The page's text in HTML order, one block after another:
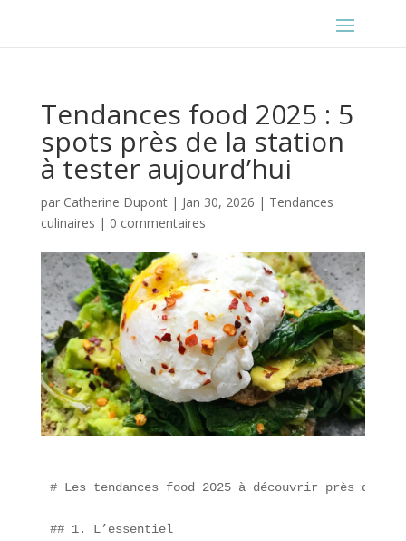
Tendances food 2025 : 5
spots près de la station
à tester aujourd’hui
par Catherine Dupont| Jan 30, 2026 | Tendances
culinaires | 0 commentaires
# Les tendances food 2025 à découvrir près de
## 1. L’essentiel